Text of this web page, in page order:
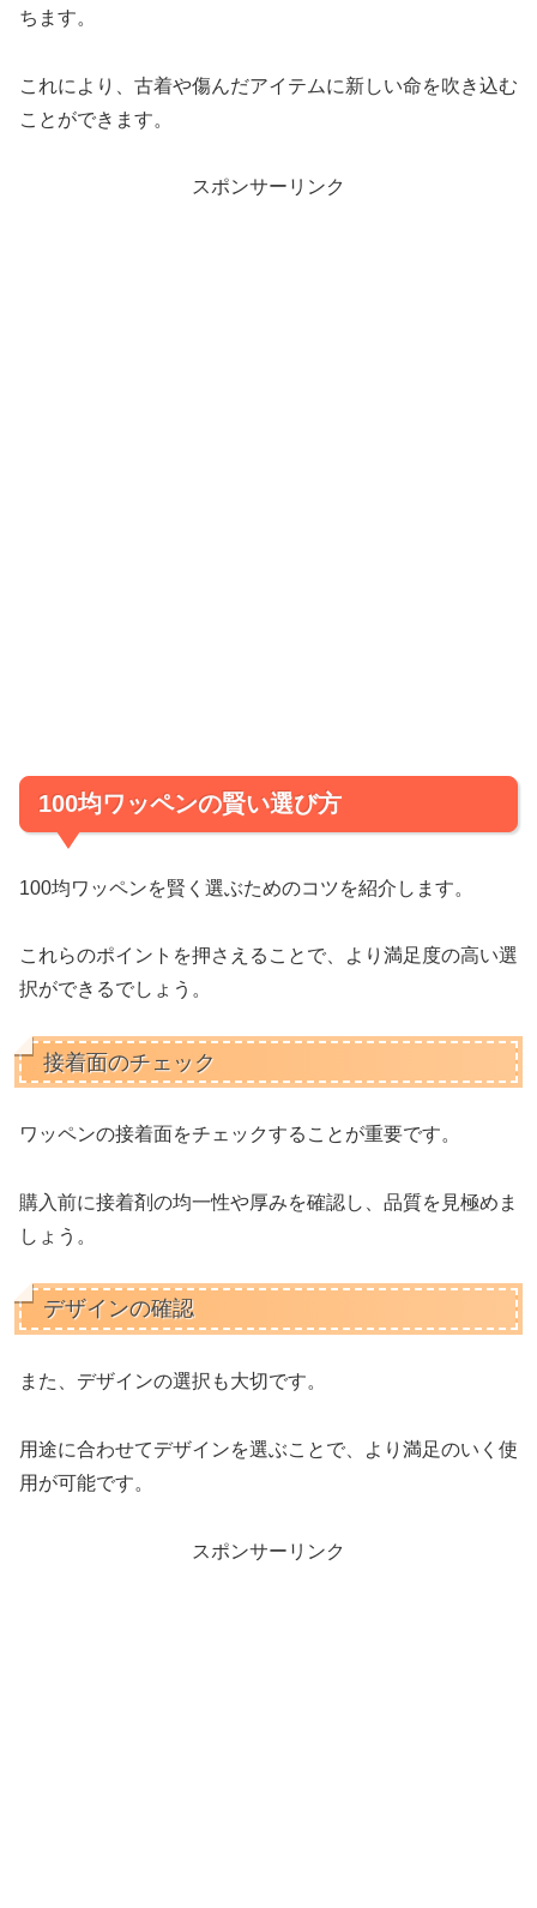
ちます。
これにより、古着や傷んだアイテムに新しい命を吹き込む
ことができます。
スポンサーリンク
100均ワッペンの賢い選び方
100均ワッペンを賢く選ぶためのコツを紹介します。
これらのポイントを押さえることで、より満足度の高い選
択ができるでしょう。
接着面のチェック
ワッペンの接着面をチェックすることが重要です。
購入前に接着剤の均一性や厚みを確認し、品質を見極めま
しょう。
デザインの確認
また、デザインの選択も大切です。
用途に合わせてデザインを選ぶことで、より満足のいく使
用が可能です。
スポンサーリンク